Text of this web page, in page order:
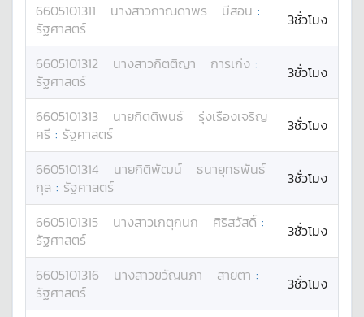
6605101311 นางสาวกาณดาพร มีสอน :
รัฐศาสตร์
3ชั่วโมง
6605101312 นางสาวกิตติญา การเก่ง :
รัฐศาสตร์
3ชั่วโมง
6605101313 นายกิตติพนธ์
รุ่งเรืองเจริญ
ศรี : รัฐศาสตร์ 3ชั่วโมง
6605101314 นายกิติพัฒน์
ธนายุทธพันธ์
กุล : รัฐศาสตร์ 3ชั่วโมง
6605101315 นางสาวเกตุกนก ศิริสวัสดิ์ :
รัฐศาสตร์
3ชั่วโมง
6605101316 นางสาวขวัญนภา สายตา :
รัฐศาสตร์
3ชั่วโมง